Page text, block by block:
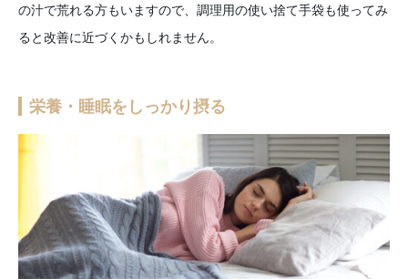
の汁で荒れる方もいますので、調理用の使い捨て手袋も使ってみ
ると改善に近づくかもしれません。
栄養・睡眠をしっかり摂る